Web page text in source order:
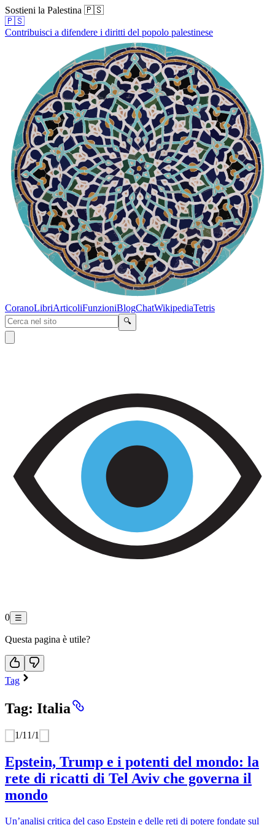
Sostieni la Palestina 🇵🇸
🇵🇸
Contribuisci a difendere i diritti del popolo palestinese
CoranoLibriArticoliFunzioniBlogChatWikipediaTetris
🔍
0 ☰
Questa pagina è utile?
Tag
Tag: Italia
1/1 1/1
Epstein, Trump e i potenti del mondo: la
rete di ricatti di Tel Aviv che governa il
mondo
Un’analisi critica del caso Epstein e delle reti di potere fondate sul